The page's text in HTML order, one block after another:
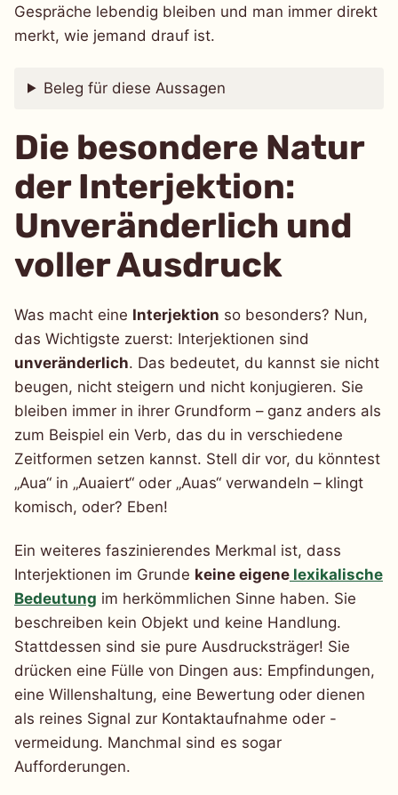
Gespräche lebendig bleiben und man immer direkt
merkt, wie jemand drauf ist.
Beleg für diese Aussagen
Die besondere Natur
der Interjektion:
Unveränderlich und
voller Ausdruck
Was macht eine Interjektion so besonders? Nun,
das Wichtigste zuerst: Interjektionen sind
unveränderlich. Das bedeutet, du kannst sie nicht
beugen, nicht steigern und nicht konjugieren. Sie
bleiben immer in ihrer Grundform – ganz anders als
zum Beispiel ein Verb, das du in verschiedene
Zeitformen setzen kannst. Stell dir vor, du könntest
„Aua“ in „Auaiert“ oder „Auas“ verwandeln – klingt
komisch, oder? Eben!
Ein weiteres faszinierendes Merkmal ist, dass
Interjektionen im Grunde keine eigene lexikalische
Bedeutung im herkömmlichen Sinne haben. Sie
beschreiben kein Objekt und keine Handlung.
Stattdessen sind sie pure Ausdrucksträger! Sie
drücken eine Fülle von Dingen aus: Empfindungen,
eine Willenshaltung, eine Bewertung oder dienen
als reines Signal zur Kontaktaufnahme oder -
vermeidung. Manchmal sind es sogar
Aufforderungen.